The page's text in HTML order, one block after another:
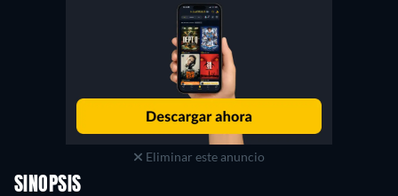
Eliminar este anuncio
SINOPSIS